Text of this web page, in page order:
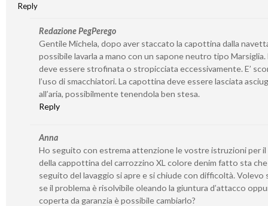
Reply
Redazione PegPerego
Gentile Michela, dopo aver staccato la capottina dalla
possibile lavarla a mano con un sapone neutro tipo Marsiglia.
deve essere strofinata o stropicciata eccessivamente. E’
l’uso di smacchiatori. La capottina deve essere lasciata
all’aria, possibilmente tenendola ben stesa.
Reply
Anna
Ho seguito con estrema attenzione le vostre istruzioni per il
della cappottina del carrozzino XL colore denim fatto sta che
seguito del lavaggio si apre e si chiude con difficoltà. Volevo
se il problema è risolvibile oleando la giuntura d’attacco
coperta da garanzia è possibile cambiarlo?